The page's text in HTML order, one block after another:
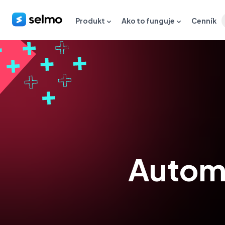
Produkt Ako to funguje Cenník